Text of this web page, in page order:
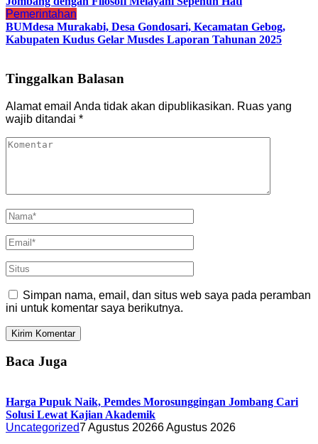
Pemerintahan
BUMdesa Murakabi, Desa Gondosari, Kecamatan Gebog,
Kabupaten Kudus Gelar Musdes Laporan Tahunan 2025
Tinggalkan Balasan
Alamat email Anda tidak akan dipublikasikan. Ruas yang
wajib ditandai *
Simpan nama, email, dan situs web saya pada peramban
ini untuk komentar saya berikutnya.
Baca Juga
Harga Pupuk Naik, Pemdes Morosunggingan Jombang Cari
Solusi Lewat Kajian Akademik
Uncategorized7 Agustus 20266 Agustus 2026